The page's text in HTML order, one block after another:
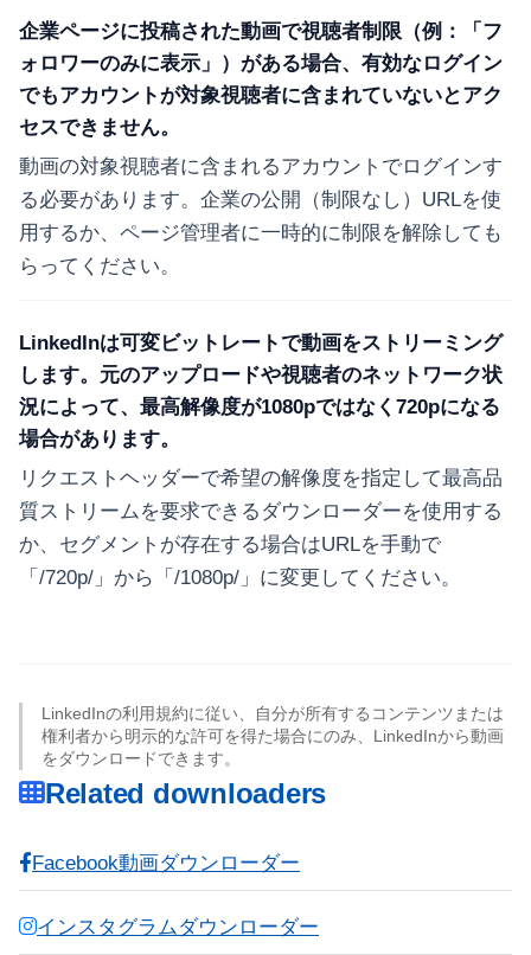
企業ページに投稿された動画で視聴者制限（例：「フ
ォロワーのみに表示」）がある場合、有効なログイン
でもアカウントが対象視聴者に含まれていないとアク
セスできません。
動画の対象視聴者に含まれるアカウントでログインす
る必要があります。企業の公開（制限なし）URLを使
用するか、ページ管理者に一時的に制限を解除しても
らってください。
LinkedInは可変ビットレートで動画をストリーミング
します。元のアップロードや視聴者のネットワーク状
況によって、最高解像度が1080pではなく720pになる
場合があります。
リクエストヘッダーで希望の解像度を指定して最高品
質ストリームを要求できるダウンローダーを使用する
か、セグメントが存在する場合はURLを手動で
「/720p/」から「/1080p/」に変更してください。
LinkedInの利用規約に従い、自分が所有するコンテンツまたは
権利者から明示的な許可を得た場合にのみ、LinkedInから動画
をダウンロードできます。
Related downloaders
Facebook動画ダウンローダー
インスタグラムダウンローダー